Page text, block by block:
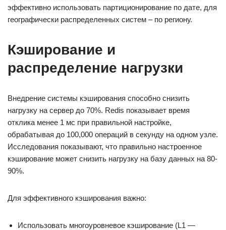
эффективно использовать партиционирование по дате, для
географически распределенных систем – по региону.
Кэширование и
распределение нагрузки
Внедрение системы кэширования способно снизить
нагрузку на сервер до 70%. Redis показывает время
отклика менее 1 мс при правильной настройке,
обрабатывая до 100,000 операций в секунду на одном узле.
Исследования показывают, что правильно настроенное
кэширование может снизить нагрузку на базу данных на 80-
90%.
Для эффективного кэширования важно:
Использовать многоуровневое кэширование (L1 —